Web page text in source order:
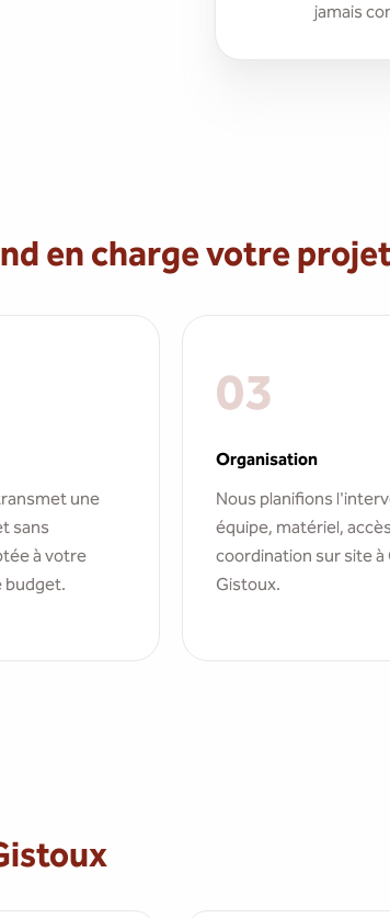
jamais
en charge votre
une
sans
à votre
budget.
03
Organisation
Nous planifions
équipe, matériel,
coordination sur site
Gistoux.